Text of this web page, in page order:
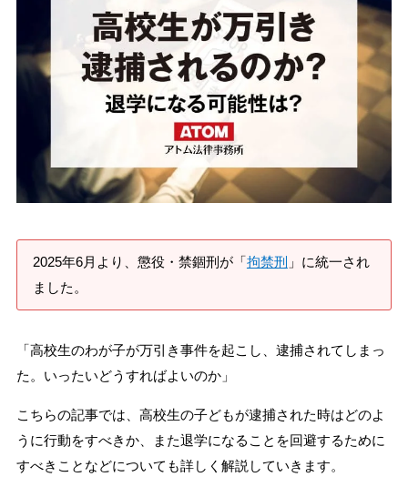
刑事事件でお困りの方
刑事事件の無料相談
接見・面会を弁護士に依頼
アトムについて
弁護士費用
アクセス
2025年6月より、懲役・禁錮刑が「拘禁刑 」に統一され
ました。
「高校生のわが子が万引き事件を起こし、逮捕されてしまっ
た。いったいどうすればよいのか」
こちらの記事では、高校生の子どもが逮捕された時はどのよ
うに行動をすべきか、また退学になることを回避するために
すべきことなどについても詳しく解説していきます。